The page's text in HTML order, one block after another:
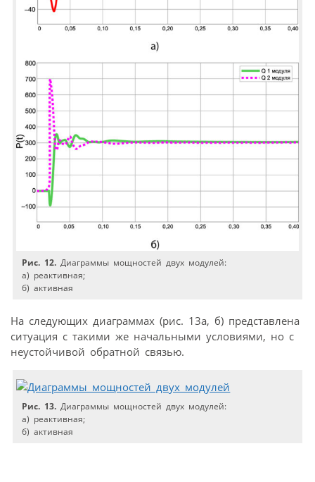
Рис. 12. Диаграммы мощностей двух модулей:
а) реактивная;
б) активная
На следующих диаграммах (рис. 13а, б) представлена
ситуация с такими же начальными условиями, но с
неустойчивой обратной связью.
Рис. 13. Диаграммы мощностей двух модулей:
а) реактивная;
б) активная